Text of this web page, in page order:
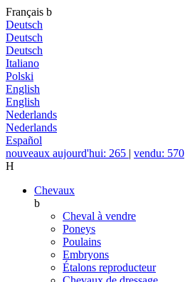
Français b
Deutsch
Deutsch
Deutsch
Italiano
Polski
English
English
Nederlands
Nederlands
Español
nouveaux aujourd'hui: 265 | vendu: 570
H
Chevaux
b
Cheval à vendre
Poneys
Poulains
Embryons
Étalons reproducteur